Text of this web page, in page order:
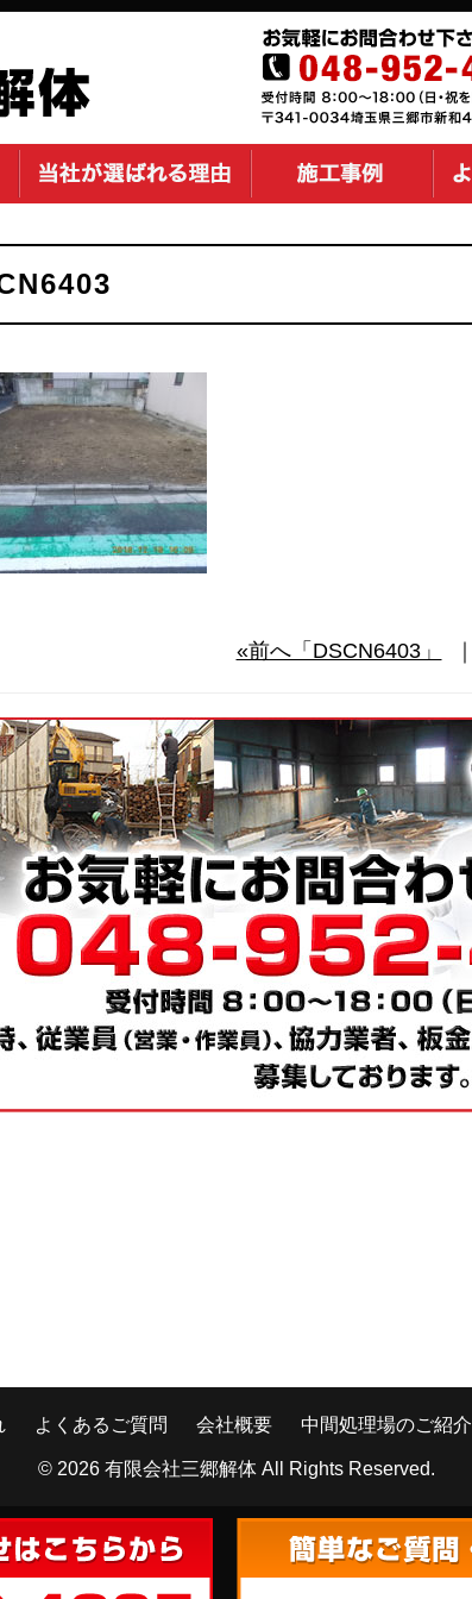
«前へ「DSCN6403」
よくあるご質問 会社概要 中間処理場のご紹介
© 2026 有限会社三郷解体 All Rights Reserved.